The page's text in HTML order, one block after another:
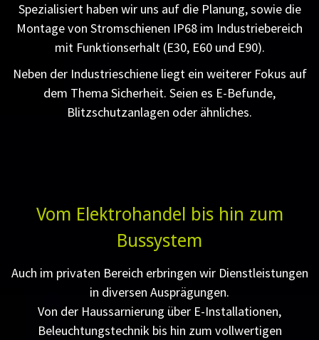
Spezialisiert haben wir uns auf die Planung, sowie die
Montage von Stromschienen IP68 im Industriebereich
mit Funktionserhalt (E30, E60 und E90).
Neben der Industrieschiene liegt ein weiterer Fokus auf
dem Thema Sicherheit. Seien es E-Befunde,
Blitzschutzanlagen oder ähnliches.
Vom Elektrohandel bis hin zum
Bussystem
Auch im privaten Bereich erbringen wir Dienstleistungen
in diversen Ausprägungen.
Von der Haussarnierung über E-Installationen,
Beleuchtungstechnik bis hin zum vollwertigen